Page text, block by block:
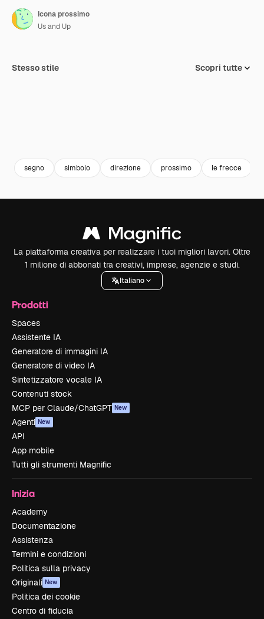
Icona prossimo
Us and Up
Stesso stile Scopri tutte
segno simbolo direzione prossimo le frecce
La piattaforma creativa per realizzare i tuoi migliori lavori. Oltre
1 milione di abbonati tra creativi, imprese, agenzie e studi.
Italiano
Prodotti
Spaces
Assistente IA
Generatore di immagini IA
Generatore di video IA
Sintetizzatore vocale IA
Contenuti stock
MCP per Claude/ChatGPT New
Agenti New
API
App mobile
Tutti gli strumenti Magnific
Inizia
Academy
Documentazione
Assistenza
Termini e condizioni
Politica sulla privacy
Originali New
Politica dei cookie
Centro di fiducia